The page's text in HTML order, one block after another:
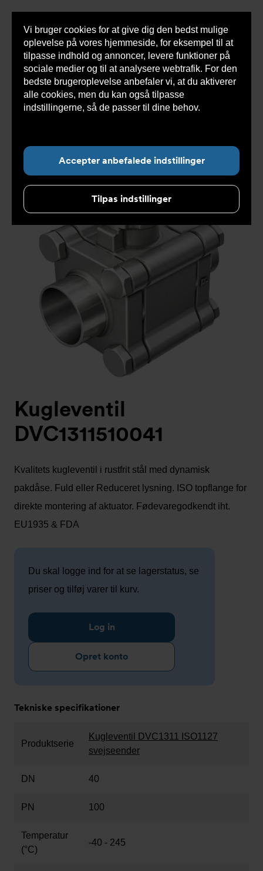
Vi bruger cookies for at give dig den bedst mulige
oplevelse på vores hjemmeside, for eksempel til at
tilpasse indhold og annoncer, levere funktioner på
sociale medier og til at analysere webtrafik. For den
bedste brugeroplevelse anbefaler vi, at du aktiverer
alle cookies, men du kan også tilpasse
indstillingerne, så de passer til dine behov.
Accepter anbefalede indstillinger
Tilpas indstillinger
Du
her:
Armatec > Produkter > Ventiler >
Kugleventiler
3-delt > Kugleventil DVC1311 ISO1127 svejseender
Kugleventil DVC1311510041
Kugleventil
DVC1311510041
Kvalitets kugleventil i rustfrit stål med dynamisk
pakdåse. Fuld eller Reduceret lysning. ISO topflange for
direkte montering af aktuator. Fødevaregodkendt iht.
EU1935 & FDA
Du skal logge ind for at se lagerstatus, se
priser og tilføj varer til kurv.
Log in
Opret konto
Tekniske specifikationer
Produktserie
Kugleventil DVC1311 ISO1127
svejseender
DN 40
PN 100
Temperatur
(°C)
-40 - 245